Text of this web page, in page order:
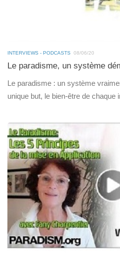
INTERVIEWS - PODCASTS 08/06/20
Le paradisme, un système
Le paradisme : un système
unique but, le bien-être de chaque